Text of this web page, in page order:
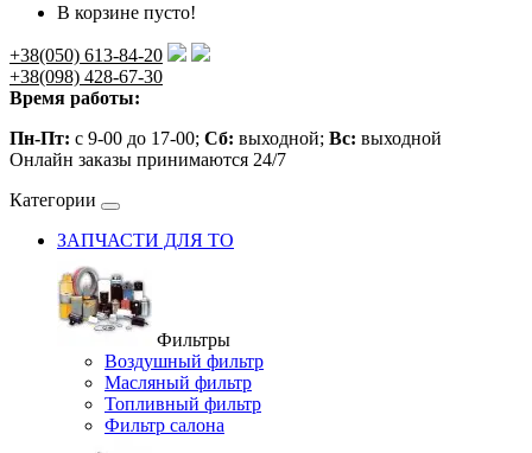
В корзине пусто!
+38(050) 613-84-20
+38(098) 428-67-30
Время работы:
Пн-Пт: с 9-00 до 17-00; Сб: выходной; Вс: выходной
Онлайн заказы принимаются 24/7
Категории
ЗАПЧАСТИ ДЛЯ ТО
Фильтры
Воздушный фильтр
Масляный фильтр
Топливный фильтр
Фильтр салона